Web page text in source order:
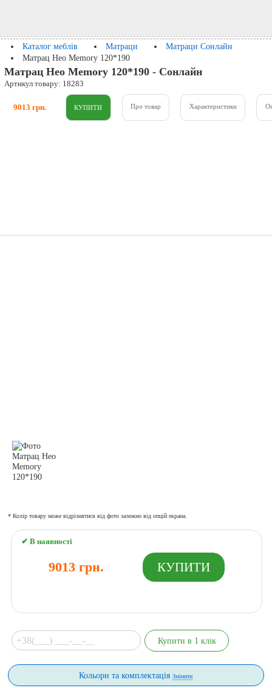
Каталог меблів Матраци
Матраци Сонлайн
Матрац Нео Memory 120*190
Матрац Нео Memory 120*190 - Сонлайн
Артикул товару: 18283
9013 грн. Про товар Характеристики
* Колір товару може відрізнятися від фото залежно від опцій екрана.
✔ В наявності
9013 грн.
Кольори та комплектаціяЗмінити